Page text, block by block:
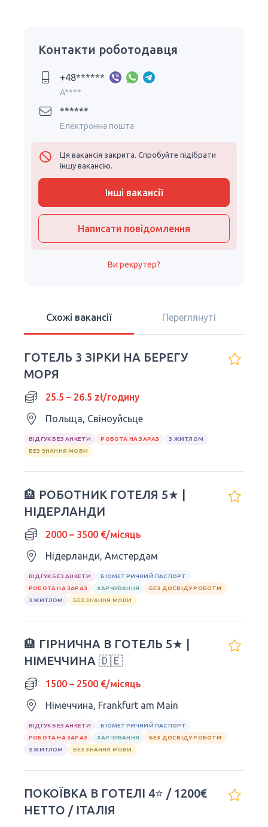
Контакти роботодавця
+48******
A****
******
Електронна пошта
Ця вакансія закрита. Спробуйте підібрати
іншу вакансію.
Інші вакансії
Написати повідомлення
Ви рекрутер?
Схожі вакансії Переглянуті
ГОТЕЛЬ 3 ЗІРКИ НА БЕРЕГУ
МОРЯ
25.5 – 26.5 zł/годину
Польща, Свіноуйсьце
ВІДГУК БЕЗ АНКЕТИ РОБОТА НА ЗАРАЗ
З ЖИТЛОМ
БЕЗ ЗНАННЯ МОВИ
🏨 РОБОТНИК ГОТЕЛЯ 5★ |
НІДЕРЛАНДИ
2000 – 3500 €/місяць
Нідерланди, Амстердам
ВІДГУК БЕЗ АНКЕТИ
БІОМЕТРИЧНИЙ ПАСПОРТ
РОБОТА НА ЗАРАЗ
ХАРЧУВАННЯ
БЕЗ ДОСВІДУ РОБОТИ
З ЖИТЛОМ
БЕЗ ЗНАННЯ МОВИ
🏨 ГІРНИЧНА В ГОТЕЛЬ 5★ |
НІМЕЧЧИНА 🇩🇪
1500 – 2500 €/місяць
Німеччина, Frankfurt am Main
ВІДГУК БЕЗ АНКЕТИ
БІОМЕТРИЧНИЙ ПАСПОРТ
РОБОТА НА ЗАРАЗ
ХАРЧУВАННЯ
БЕЗ ДОСВІДУ РОБОТИ
З ЖИТЛОМ
БЕЗ ЗНАННЯ МОВИ
ПОКОЇВКА В ГОТЕЛІ 4⭐ / 1200€
НЕТТО / ІТАЛІЯ